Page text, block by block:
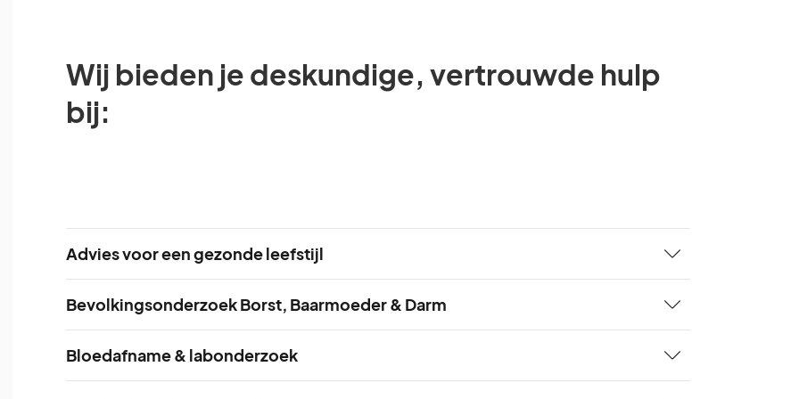
Wij bieden je deskundige, vertrouwde hulp
bij:
Advies voor een gezonde leefstijl
Als je gezonder wilt leven, kunnen wij je helpen met advies over voeding, beweging
en andere zaken die je gezondheid verbeteren.
Bevolkingsonderzoek Borst, Baarmoeder & Darm
Bevolkingsonderzoek Nederland is een organisatie die werkt opdracht van het
Rijksinstituut voor Volksgezondheid en Milieu (RIVM). Deze organisatie zorgt voor
Bloedafname & labonderzoek
Je kunt dagelijks bloed laten afnemen voor bloedonderzoek. Bloedprikken kan in